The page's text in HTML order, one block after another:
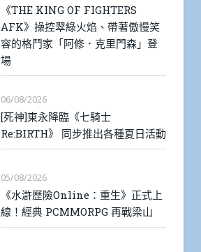
《THE KING OF FIGHTERS
AFK》操控翠綠火焰、帶著傲慢笑
容的格鬥家「阿修．克里門森」登
場
06/08/2026
[死神]東永降臨《七騎士
Re:BIRTH》 同步推出各種夏日活動
05/08/2026
《水滸歷險Online：重生》正式上
線！經典 PCMMORPG 再戰梁山